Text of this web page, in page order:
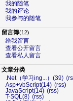
我的随笔
我的评论
我参与的随笔
留言簿(12)
给我留言
查看公开留言
查看私人留言
文章分类
.Net（学习ing...）(39)
Asp+vbScript(14) (rss)
JavaScript(14) (rss)
T-SQL(8) (rss)